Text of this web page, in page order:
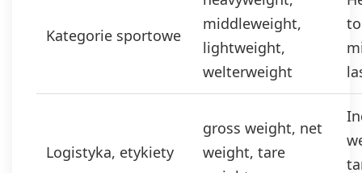
Kategorie sportowe
middleweight,
lightweight,
welterweight
to
Logistyka, etykiety
gross weight, net
weight, tare